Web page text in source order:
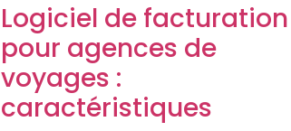
Logiciel de facturation
pour agences de
voyages :
caractéristiques